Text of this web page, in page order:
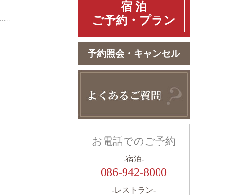
……
宿 泊
ご予約・プラン
予約照会・キャンセル
お電話でのご予約
-宿泊-
086-942-8000
-レストラン-